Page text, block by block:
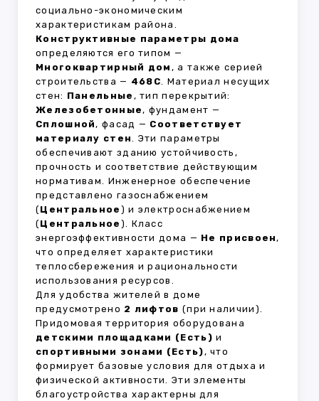
социально-экономическим
характеристикам района.
Конструктивные параметры дома
определяются его типом —
Многоквартирный дом , а также серией
строительства — 468С. Материал несущих
стен: Панельные , тип перекрытий:
Железобетонные, фундамент —
Сплошной, фасад — Соответствует
материалу стен. Эти параметры
обеспечивают зданию устойчивость,
прочность и соответствие действующим
нормативам. Инженерное обеспечение
представлено газоснабжением
(Центральное ) и электроснабжением
(Центральное ). Класс
энергоэффективности дома — Не присвоен,
что определяет характеристики
теплосбережения и рациональности
использования ресурсов.
Для удобства жителей в доме
предусмотрено 2 лифтов (при наличии).
Придомовая территория оборудована
детскими площадками (Есть) и
спортивными зонами (Есть), что
формирует базовые условия для отдыха и
физической активности. Эти элементы
благоустройства характерны для